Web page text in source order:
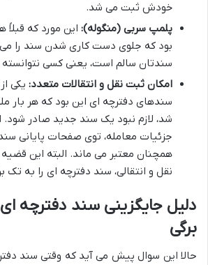
خودش ثبت می شد.
پلمپ سربی (منگوله): این مورد که
بود که جلوی دست کاری شدن سند را می
سندتان سالم است، یعنی کسی
امکان ثبت نقل و انتقالات متعدد: یکی
سندهای دفترچه ای این بود که هر بار
شد، لازم نبود یک سند جدید صادر شود.
جزئیات معامله، توی صفحات پایانی
همچنان معتبر می ماند. البته این قضیه
نقل و انتقالی، سند دفترچه ای را به تک
دلیل جایگزینی سند دفترچه
برگی
حالا این سوال پیش می آید که وقتی سند